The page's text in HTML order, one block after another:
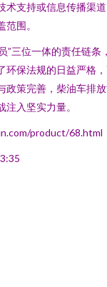
术支持或信息传播渠
围。
”三位一体的责任链条
环保法规的日益严格
政策完善，柴油车排
入坚实力量。
product/68.html